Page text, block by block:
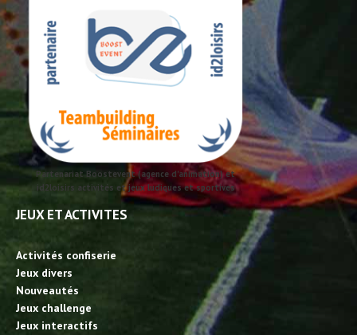
Partenariat Boostevent (agence d'animation) et
id2loisirs activités et jeux ludiques et sportives
JEUX ET ACTIVITES
Activités confiserie
Jeux divers
Nouveautés
Jeux challenge
Jeux interactifs